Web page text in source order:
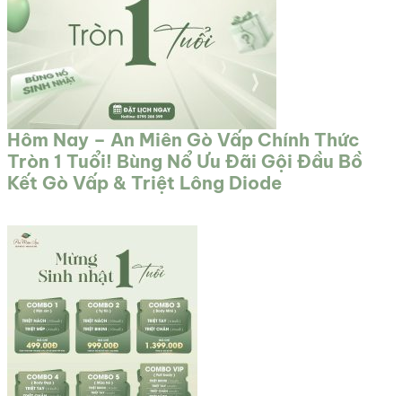
Hôm Nay – An Miên Gò Vấp Chính Thức
Tròn 1 Tuổi! Bùng Nổ Ưu Đãi Gội Đầu Bồ
Kết Gò Vấp & Triệt Lông Diode